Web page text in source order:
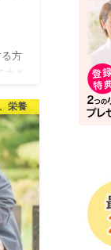
方
き
活か
栄養